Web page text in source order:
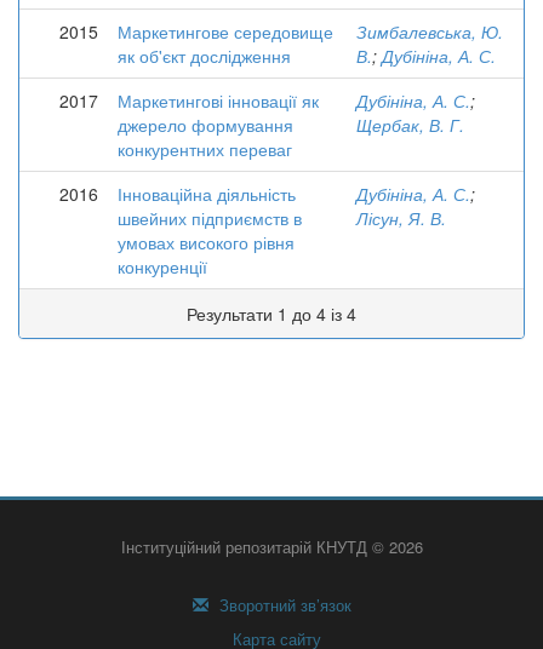
2015
Маркетингове середовище
як об'єкт дослідження
Зимбалевська, Ю.
В.;Дубініна, А. С.
2017
Маркетингові інновації як
джерело формування
конкурентних переваг
Дубініна, А. С.;
Щербак, В. Г.
2016
Інноваційна діяльність
швейних підприємств в
умовах високого рівня
конкуренції
Дубініна, А. С.;
Лісун, Я. В.
Результати 1 до 4 із 4
Інституційний репозитарій КНУТД © 2026
Зворотний зв’язок
Карта сайту